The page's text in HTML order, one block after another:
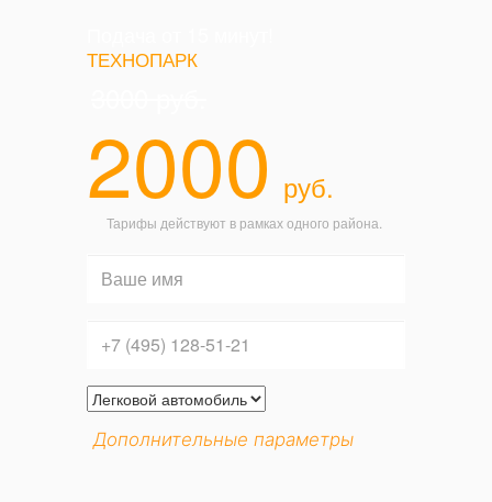
ТЕХНОПАРК
2000 руб.
Тарифы действуют в рамках одного района.
Дополнительные параметры